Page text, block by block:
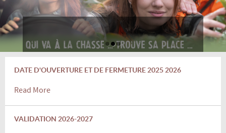
DATE D'OUVERTURE ET DE FERMETURE 2025 2026
Read More
VALIDATION 2026-2027